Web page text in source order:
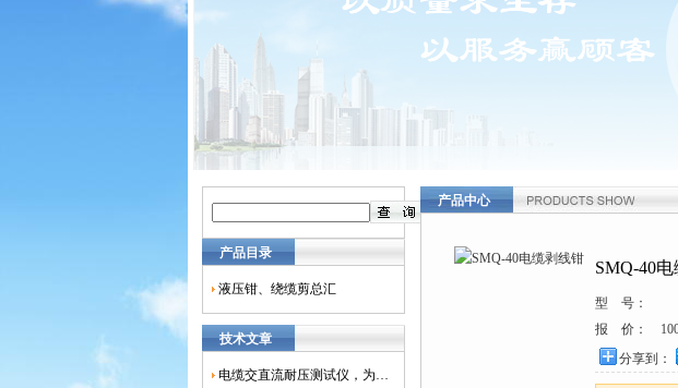
产品目录
液压钳、绕缆剪总汇
技术文章
电缆交直流耐压测试仪，为电网安全保驾护航
产品中心
SMQ-40
型 号：
报 价：
分享到：